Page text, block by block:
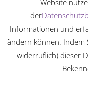
IBAN: DE98 5206
BIC: GENODEF1EK1
© 2026
Website
der
Informationen und
ändern können. Indem
widerruflich) dieser